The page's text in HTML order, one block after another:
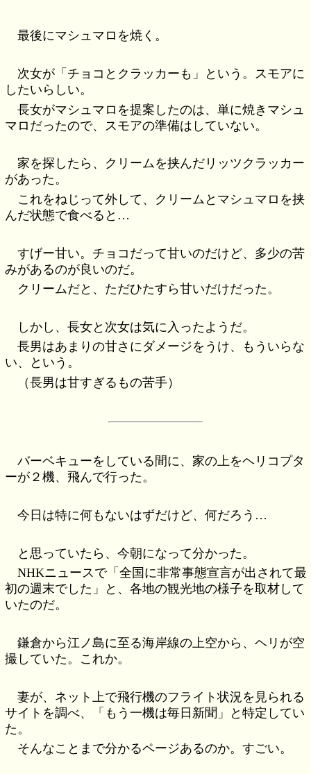
最後にマシュマロを焼く。
次女が「チョコとクラッカーも」という。スモアに
したいらしい。
長女がマシュマロを提案したのは、単に焼きマシュ
マロだったので、スモアの準備はしていない。
家を探したら、クリームを挟んだリッツクラッカー
があった。
これをねじって外して、クリームとマシュマロを挟
んだ状態で食べると…
すげー甘い。チョコだって甘いのだけど、多少の苦
みがあるのが良いのだ。
クリームだと、ただひたすら甘いだけだった。
しかし、長女と次女は気に入ったようだ。
長男はあまりの甘さにダメージをうけ、もういらな
い、という。
（長男は甘すぎるもの苦手）
バーベキューをしている間に、家の上をヘリコプタ
ーが２機、飛んで行った。
今日は特に何もないはずだけど、何だろう…
と思っていたら、今朝になって分かった。
NHKニュースで「全国に非常事態宣言が出されて最
初の週末でした」と、各地の観光地の様子を取材して
いたのだ。
鎌倉から江ノ島に至る海岸線の上空から、ヘリが空
撮していた。これか。
妻が、ネット上で飛行機のフライト状況を見られる
サイトを調べ、「もう一機は毎日新聞」と特定してい
た。
そんなことまで分かるページあるのか。すごい。